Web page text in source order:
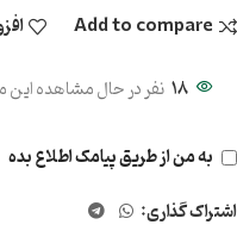
Add to compare
18 نفر در حال مشاهده
به من از طریق پیامک اطلاع بده
اشتراک گذاری: